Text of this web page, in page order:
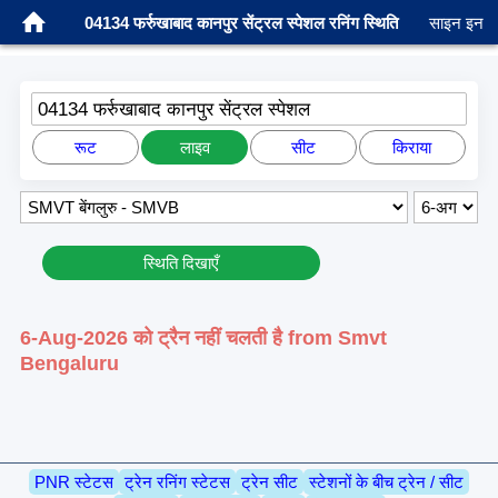
04134 फर्रुखाबाद कानपुर सेंट्रल स्पेशल रनिंग स्थिति साइन इन
04134 फर्रुखाबाद कानपुर सेंट्रल स्पेशल
रूट लाइव सीट किराया
स्थिति दिखाएँ
6-Aug-2026 को ट्रैन नहीं चलती है from Smvt
Bengaluru
PNR स्टेटस ट्रेन रनिंग स्टेटस ट्रेन सीट स्टेशनों के बीच ट्रेन / सीट